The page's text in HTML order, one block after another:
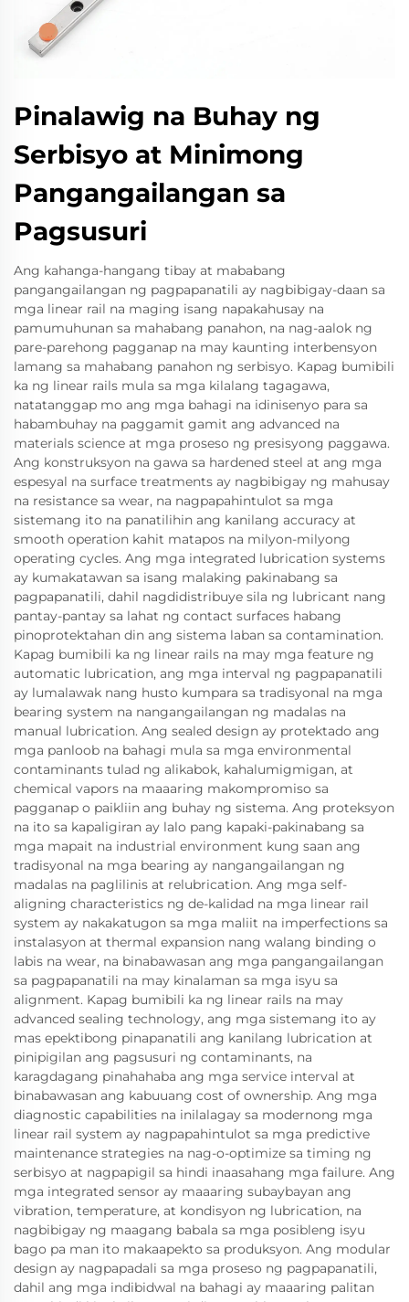
Pinalawig na Buhay ng
Serbisyo at Minimong
Pangangailangan sa
Pagsusuri
Ang kahanga-hangang tibay at mababang
pangangailangan ng pagpapanatili ay nagbibigay-daan sa
mga linear rail na maging isang napakahusay na
pamumuhunan sa mahabang panahon, na nag-aalok ng
pare-parehong pagganap na may kaunting interbensyon
lamang sa mahabang panahon ng serbisyo. Kapag bumibili
ka ng linear rails mula sa mga kilalang tagagawa,
natatanggap mo ang mga bahagi na idinisenyo para sa
habambuhay na paggamit gamit ang advanced na
materials science at mga proseso ng presisyong paggawa.
Ang konstruksyon na gawa sa hardened steel at ang mga
espesyal na surface treatments ay nagbibigay ng mahusay
na resistance sa wear, na nagpapahintulot sa mga
sistemang ito na panatilihin ang kanilang accuracy at
smooth operation kahit matapos na milyon-milyong
operating cycles. Ang mga integrated lubrication systems
ay kumakatawan sa isang malaking pakinabang sa
pagpapanatili, dahil nagdidistribuye sila ng lubricant nang
pantay-pantay sa lahat ng contact surfaces habang
pinoprotektahan din ang sistema laban sa contamination.
Kapag bumibili ka ng linear rails na may mga feature ng
automatic lubrication, ang mga interval ng pagpapanatili
ay lumalawak nang husto kumpara sa tradisyonal na mga
bearing system na nangangailangan ng madalas na
manual lubrication. Ang sealed design ay protektado ang
mga panloob na bahagi mula sa mga environmental
contaminants tulad ng alikabok, kahalumigmigan, at
chemical vapors na maaaring makompromiso sa
pagganap o paikliin ang buhay ng sistema. Ang proteksyon
na ito sa kapaligiran ay lalo pang kapaki-pakinabang sa
mga mapait na industrial environment kung saan ang
tradisyonal na mga bearing ay nangangailangan ng
madalas na paglilinis at relubrication. Ang mga self-
aligning characteristics ng de-kalidad na mga linear rail
system ay nakakatugon sa mga maliit na imperfections sa
instalasyon at thermal expansion nang walang binding o
labis na wear, na binabawasan ang mga pangangailangan
sa pagpapanatili na may kinalaman sa mga isyu sa
alignment. Kapag bumibili ka ng linear rails na may
advanced sealing technology, ang mga sistemang ito ay
mas epektibong pinapanatili ang kanilang lubrication at
pinipigilan ang pagsusuri ng contaminants, na
karagdagang pinahahaba ang mga service interval at
binabawasan ang kabuuang cost of ownership. Ang mga
diagnostic capabilities na inilalagay sa modernong mga
linear rail system ay nagpapahintulot sa mga predictive
maintenance strategies na nag-o-optimize sa timing ng
serbisyo at nagpapigil sa hindi inaasahang mga failure. Ang
mga integrated sensor ay maaaring subaybayan ang
vibration, temperature, at kondisyon ng lubrication, na
nagbibigay ng maagang babala sa mga posibleng isyu
bago pa man ito makaapekto sa produksyon. Ang modular
design ay nagpapadali sa mga proseso ng pagpapanatili,
dahil ang mga indibidwal na bahagi ay maaaring palitan